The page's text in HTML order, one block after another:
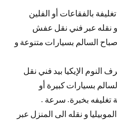
بالفقاعات أو الفلين
نقله عبر فني نقل عفش
السالم بسيارات متنوعة و
النوم الإيكيا بيد فني نقل
بسيارات كبيرة أو
بخبرة. سرعة .
و نقله الى المنزل عبر